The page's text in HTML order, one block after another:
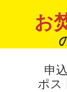
お
申
ポス